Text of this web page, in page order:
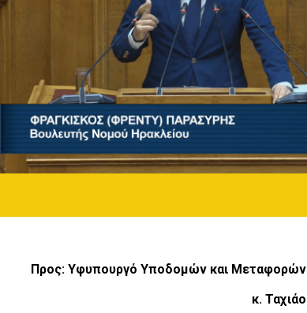
Προς: Υφυπουργό Υποδομών και Μεταφορών
κ. Ταχιάο